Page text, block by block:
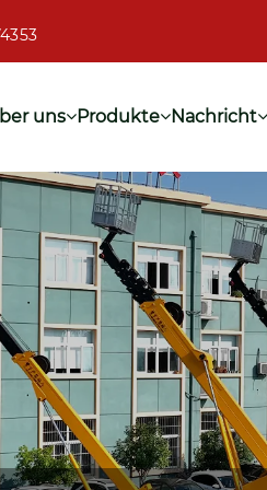
uns Produkte Nachricht